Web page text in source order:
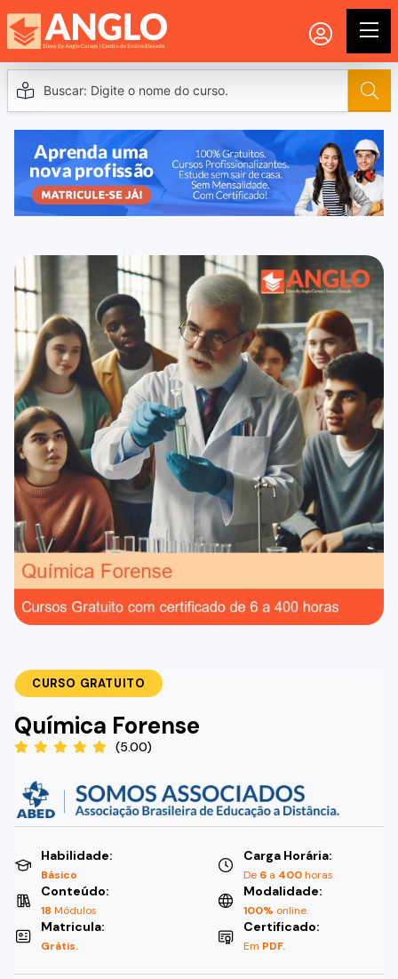
CURSO GRATUITO
Química Forense
(5.00)
Habilidade:
Básico
Carga Horária:
De 6 a 400horas
Conteúdo:
18 Módulos
Modalidade:
100% online.
Matricula:
Grátis.
Certificado:
Em PDF.